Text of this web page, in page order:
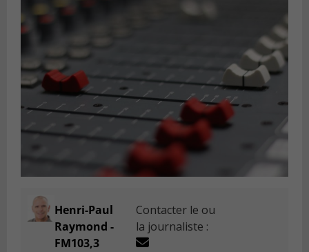
Henri-Paul
Raymond -
FM103,3
Contacter le ou
la journaliste :